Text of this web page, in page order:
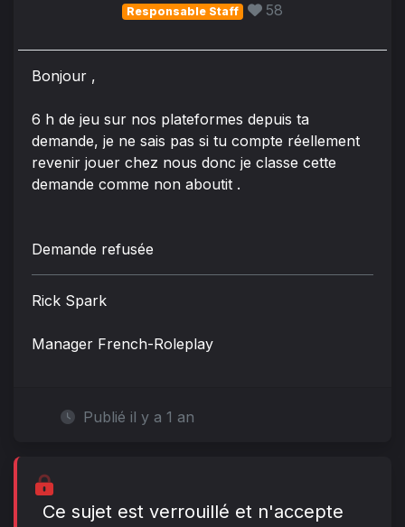
Responsable Staff 58
Bonjour ,
6 h de jeu sur nos plateformes depuis ta
demande, je ne sais pas si tu compte réellement
revenir jouer chez nous donc je classe cette
demande comme non aboutit .
Demande refusée
Rick Spark
Manager French-Roleplay
Publié il y a 1 an
Ce sujet est verrouillé et n'accepte